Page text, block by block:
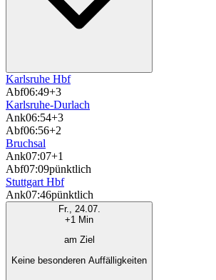
Karlsruhe Hbf
Abf06:49+3
Karlsruhe-Durlach
Ank06:54+3
Abf06:56+2
Bruchsal
Ank07:07+1
Abf07:09pünktlich
Stuttgart Hbf
Ank07:46pünktlich
Fr., 24.07.
+1 Min
am Ziel
Keine besonderen Auffälligkeiten